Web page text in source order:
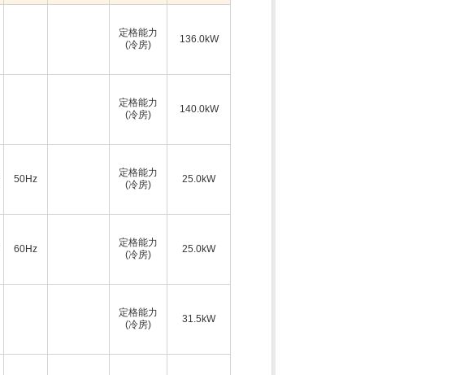
定格能力
(冷房)
136.0kW
定格能力
(冷房)
140.0kW
50Hz
定格能力
(冷房)
25.0kW
60Hz
定格能力
(冷房)
25.0kW
定格能力
(冷房)
31.5kW